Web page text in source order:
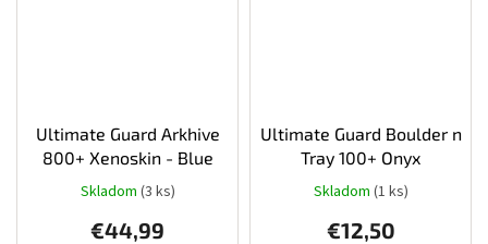
Ultimate Guard Arkhive
800+ Xenoskin - Blue
Skladom (3 ks)
€44,99
Ultimate Guard Boulder n
Tray 100+ Onyx
Skladom (1 ks)
€12,50